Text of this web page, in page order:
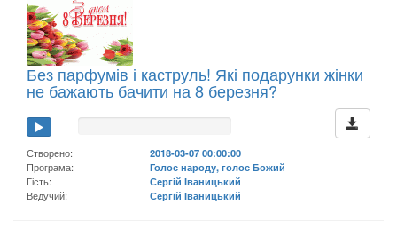
Без парфумів і каструль! Які подарунки жінки
не бажають бачити на 8 березня?
Створено:
2018-03-07 00:00:00
Програма:
Голос народу, голос Божий
Гість:
Сергій Іваницький
Ведучий:
Сергій Іваницький